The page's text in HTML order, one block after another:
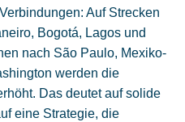
Auf Strecken
Bogotá, Lagos und
nach São Paulo, Mexiko-
werden die
Das deutet auf solide
eine Strategie, die